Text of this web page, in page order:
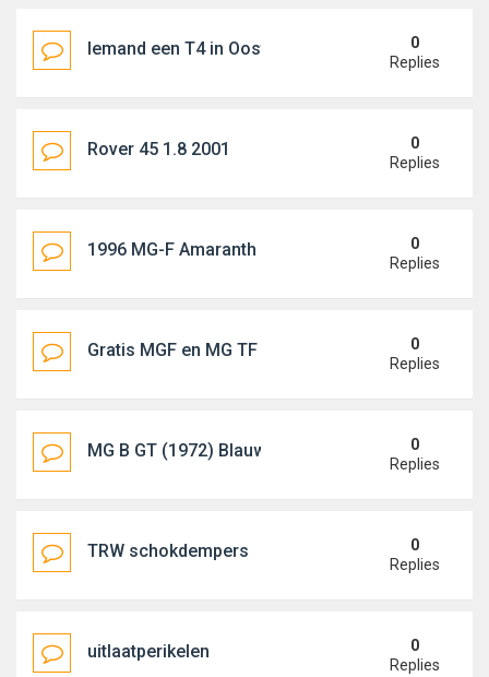
Iemand een T4 in Oost Vlaanderen?
0
Replies
Rover 45 1.8 2001
0
Replies
1996 MG-F Amaranth €2950,-
0
Replies
Gratis MGF en MG TF Workshop Manual
0
Replies
MG B GT (1972) Blauw (Riviera Blue)
0
Replies
TRW schokdempers
0
Replies
uitlaatperikelen
0
Replies